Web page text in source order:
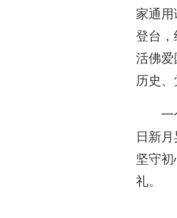
家通用
登台，
活佛爱
历史
一个
日新
坚守
礼。